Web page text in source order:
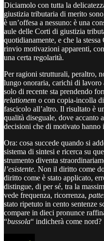
Diciamolo con tutta la
giustizia tributaria di merito
è un’offesa a nessuno: è una
aule delle Corti di giustizia
quotidianamente, e che la stessa
rinvio motivazioni apparenti,
una certa regolarità.
Per ragioni strutturali, peraltro,
lungo onoraria, carichi di lavoro
solo di recente sta prendendo
relationem o con copia-incolla
fascicolo all’altro. Il risultato è
qualità diseguale, dove accanto
decisioni che di motivato hanno
Ora: cosa succede quando si
sistema di sintesi e ricerca su
strumento diventa
l’esistente. Non il diritto come
diritto come è stato applicato,
distingue, di per sé, tra la
vede frequenza, ricorrenza,
stato ripetuto in cento sentenze
compare in dieci pronunce
“bussola“ indicherà come nord?